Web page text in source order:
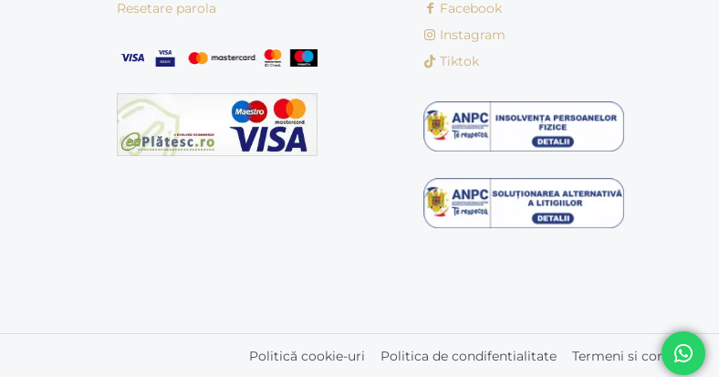
Resetare parola
Facebook
Instagram
Tiktok
Politică cookie-uri Politica de condifentialitate Termeni si conditii